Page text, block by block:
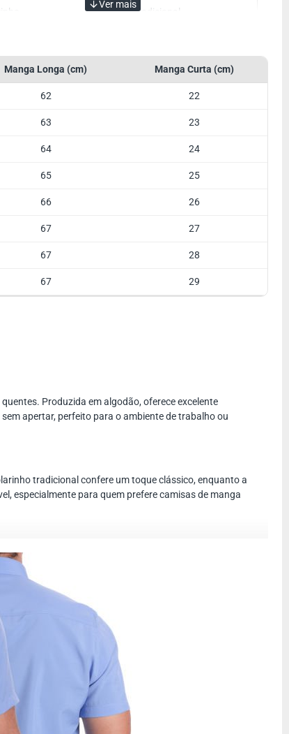
Tradicional
Manga Curta
Manga Longa (cm) Manga Curta (cm)
62 22
63 23
64 24
65 25
66 26
67 27
67 28
67 29
Produzida em algodão, oferece excelente
apertar, perfeito para o ambiente de trabalho ou
tradicional confere um toque clássico, enquanto a
especialmente para quem prefere camisas de manga
formais, aposte em calças de alfaiataria e sapatos sociais.
da camisa social masculina de algodão manga curta,
que você personalize sua camisa para atender ao seu